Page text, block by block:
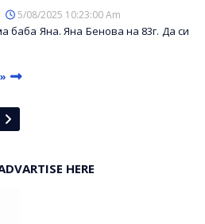
5/08/2025 10:23:00 Am
баба Яна. Яна Бенова на 83г. Да си
HERE